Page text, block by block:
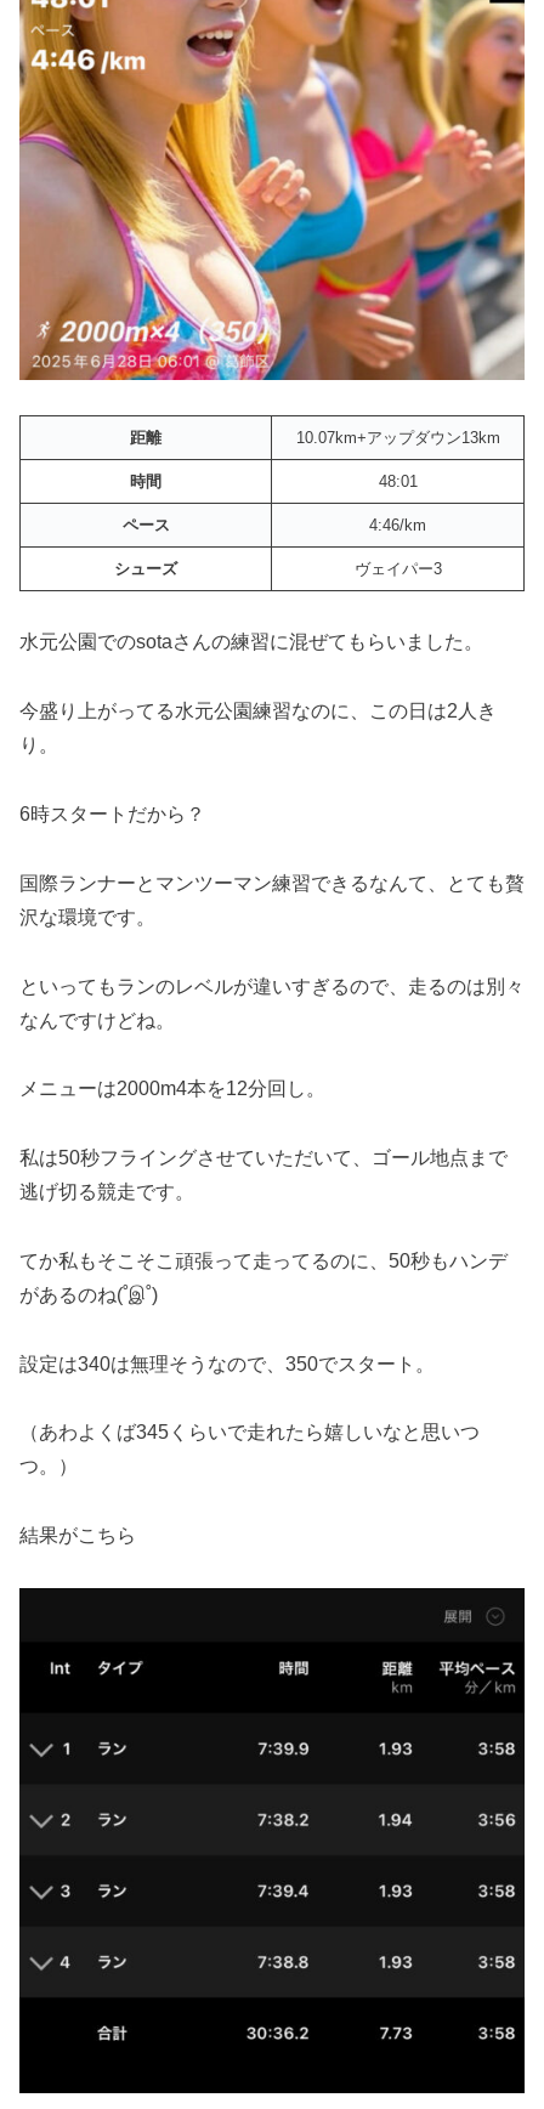
距離 10.07km+アップダウン13km
時間 48:01
ペース 4:46/km
シューズ ヴェイパー3
水元公園でのsotaさんの練習に混ぜてもらいました。
今盛り上がってる水元公園練習なのに、この日は2人き
り。
6時スタートだから？
国際ランナーとマンツーマン練習できるなんて、とても贅
沢な環境です。
といってもランのレベルが違いすぎるので、走るのは別々
なんですけどね。
メニューは2000m4本を12分回し。
私は50秒フライングさせていただいて、ゴール地点まで
逃げ切る競走です。
てか私もそこそこ頑張って走ってるのに、50秒もハンデ
があるのね(˚இ˚)
設定は340は無理そうなので、350でスタート。
（あわよくば345くらいで走れたら嬉しいなと思いつ
つ。）
結果がこちら